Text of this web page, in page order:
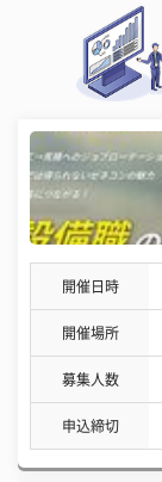
開催日時
開催場所
募集人数
申込締切